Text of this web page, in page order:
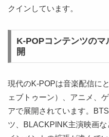
クインしています。
K-POPコンテンツの
開
現代のK-POPは音楽配信に
ェブトゥーン）、アニメ、
アで展開されています。
ツ、BLACKPINK主演映画